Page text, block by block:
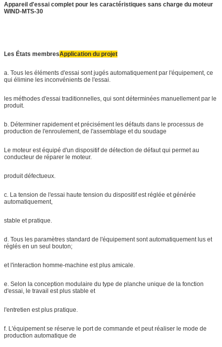
Appareil d'essai complet pour les caractéristiques sans charge du moteur
WIND-MTS-30
Les États membresApplication du projet
a. Tous les éléments d'essai sont jugés automatiquement par l'équipement, ce
qui élimine les inconvénients de l'essai.
les méthodes d'essai traditionnelles, qui sont déterminées manuellement par le
produit.
b. Déterminer rapidement et précisément les défauts dans le processus de
production de l'enroulement, de l'assemblage et du soudage
Le moteur est équipé d'un dispositif de détection de défaut qui permet au
conducteur de réparer le moteur.
produit défectueux.
c. La tension de l'essai haute tension du dispositif est réglée et générée
automatiquement,
stable et pratique.
d. Tous les paramètres standard de l'équipement sont automatiquement lus et
réglés en un seul bouton;
et l'interaction homme-machine est plus amicale.
e. Selon la conception modulaire du type de planche unique de la fonction
d'essai, le travail est plus stable et
l'entretien est plus pratique.
f. L'équipement se réserve le port de commande et peut réaliser le mode de
production automatique de